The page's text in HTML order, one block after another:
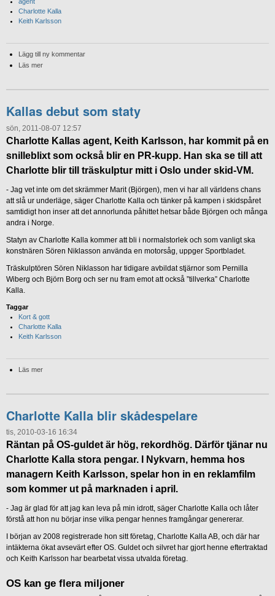
Charlotte Kalla
Keith Karlsson
Lägg till ny kommentar
Läs mer
Kallas debut som staty
sön, 2011-08-07 12:57
Charlotte Kallas agent, Keith Karlsson, har kommit på en
snilleblixt som också blir en PR-kupp. Han ska se till att
Charlotte blir till träskulptur mitt i Oslo under skid-VM.
- Jag vet inte om det skrämmer Marit (Björgen), men vi har all världens chans
att slå ur underläge, säger Charlotte Kalla och tänker på kampen i skidspåret
samtidigt hon inser att det annorlunda påhittet hetsar både Björgen och många
andra i Norge.
Statyn av Charlotte Kalla kommer att bli i normalstorlek och som vanligt ska
konstnären Sören Niklasson använda en motorsåg, uppger Sportbladet.
Träskulptören Sören Niklasson har tidigare avbildat stjärnor som Pernilla
Wiberg och Björn Borg och ser nu fram emot att också ”tillverka” Charlotte
Kalla.
Taggar
Kort & gott
Charlotte Kalla
Keith Karlsson
Läs mer
Charlotte Kalla blir skådespelare
tis, 2010-03-16 16:34
Räntan på OS-guldet är hög, rekordhög. Därför tjänar nu
Charlotte Kalla stora pengar. I Nykvarn, hemma hos
managern Keith Karlsson, spelar hon in en reklamfilm
som kommer ut på marknaden i april.
- Jag är glad för att jag kan leva på min idrott, säger Charlotte Kalla och låter
förstå att hon nu börjar inse vilka pengar hennes framgångar genererar.
I början av 2008 registrerade hon sitt företag, Charlotte Kalla AB, och där har
intäkterna ökat avsevärt efter OS. Guldet och silvret har gjort henne eftertraktad
och Keith Karlsson har bearbetat vissa utvalda företag.
OS kan ge flera miljoner